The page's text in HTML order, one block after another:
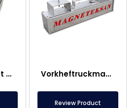
Elektromagneet Paneel Vorkheftruckmagneet – Volledig RVS – 10 cm Effectieve Afstand – Eenvoudige Ontgrendeling met Handgreep
Review Product